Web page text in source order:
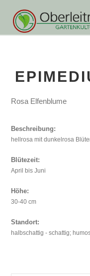
Rosa Elfenblume
Beschreibung:
hellrosa mit dunkelrosa
Blütezeit:
April bis Juni
Höhe:
30-40 cm
Standort:
halbschattig - schattig;